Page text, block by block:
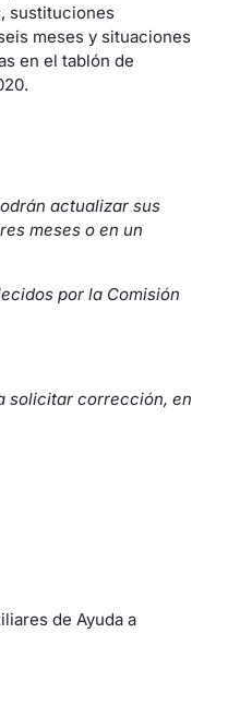
sustituciones
meses y situaciones
en el tablón de
actualizar sus
meses o en un
por la Comisión
solicitar corrección, en
de Ayuda a